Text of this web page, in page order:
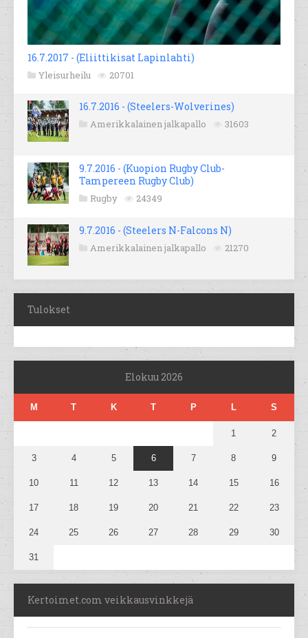
16.7.2017 - (Eliittikisat Lapinlahti)
Yleisurheilu 20701
16.7.2016 - (Steelers-Wolverines)
Amerikkalainen jalkapallo 31603
9.7.2016 - (Kuopion Rugby Club-
Tampereen Rugby Club)
Rugby 24349
9.7.2016 - (Steelers N-Falcons N)
Amerikkalainen jalkapallo 21270
Tulokset
Elokuu 2026
M T K T P L S
1 2
3 4 5 6 7 8 9
10 11 12 13 14 15 16
17 18 19 20 21 22 23
24 25 26 27 28 29 30
31
Kertoimet.com veikkausvinkkejä